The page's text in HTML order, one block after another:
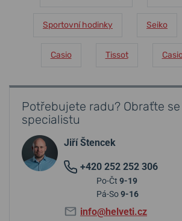
Sportovní hodinky Seiko
Casio Tissot
Potřebujete radu? Obraťte se
specialistu
Jiří Štencek
+420 252 252 306
Po-Čt 9-19
Pá-So9-16
info@helveti.cz